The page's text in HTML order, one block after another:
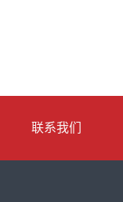
联系我们